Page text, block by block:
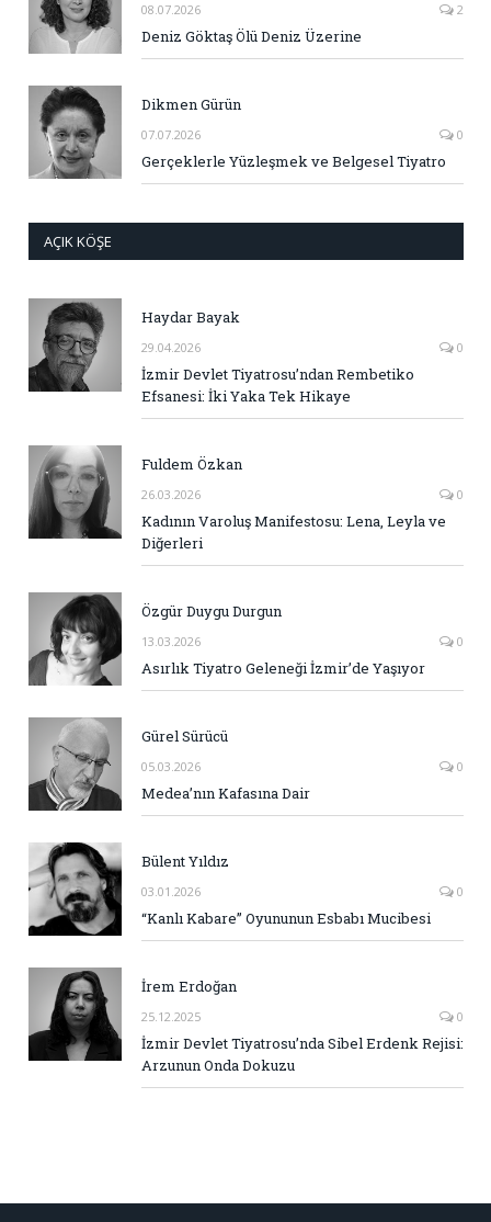
08.07.2026 2
Deniz Göktaş Ölü Deniz Üzerine
Dikmen Gürün
07.07.2026 0
Gerçeklerle Yüzleşmek ve Belgesel Tiyatro
AÇIK KÖŞE
Haydar Bayak
29.04.2026 0
İzmir Devlet Tiyatrosu’ndan Rembetiko
Efsanesi: İki Yaka Tek Hikaye
Fuldem Özkan
26.03.2026 0
Kadının Varoluş Manifestosu: Lena, Leyla ve
Diğerleri
Özgür Duygu Durgun
13.03.2026 0
Asırlık Tiyatro Geleneği İzmir’de Yaşıyor
Gürel Sürücü
05.03.2026 0
Medea’nın Kafasına Dair
Bülent Yıldız
03.01.2026 0
“Kanlı Kabare” Oyununun Esbabı Mucibesi
İrem Erdoğan
25.12.2025 0
İzmir Devlet Tiyatrosu’nda Sibel Erdenk Rejisi:
Arzunun Onda Dokuzu